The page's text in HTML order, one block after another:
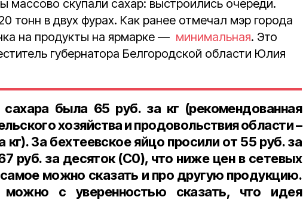
массово скупали сахар: выстроились очереди.
тонн в двух фурах. Как ранее отмечал мэр города
на продукты на ярмарке — минимальная. Это
губернатора Белгородской области Юлия
сахара была 65 руб. за кг (рекомендованная
хозяйства и продовольствия области –
кг). За бехтеевское яйцо просили от 55 руб. за
руб. за десяток (С0), что ниже цен в сетевых
можно сказать и про другую продукцию.
с уверенностью сказать, что идея